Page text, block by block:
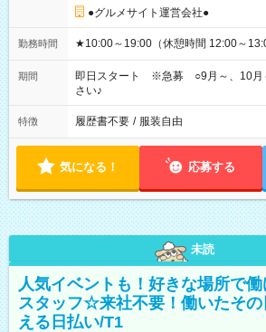
●グルメサイト運営会社●
勤務時間 ★10:00～19:00（休憩時間 12:00～
期間
即日スタート ※急募 ○9月～、10月
さい♪
特徴 履歴書不要 / 服装自由
気になる！ 応募する
未読
人気イベントも！好きな場所で
スタッフ☆来社不要！働いたその
える日払い/T1